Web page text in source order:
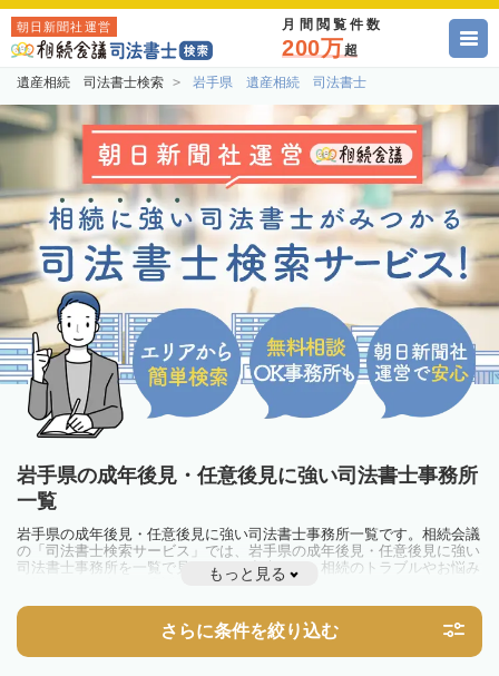
朝日新聞社運営 月間閲覧件数
200万超
遺産相続 司法書士検索 岩手県 遺産相続 司法書士
岩手県の成年後見・任意後見に強い司法書士事務所
一覧
岩手県の成年後見・任意後見に強い司法書士事務所一覧です。相続会議
の「司法書士検索サービス」では、岩手県の成年後見・任意後見に強い
司法書士事務所を一覧で見ることが出来ます。相続のトラブルやお悩み
を抱えている方は一度近隣の司法書士に相談してみましょう。
もっと見る
さらに条件を絞り込む